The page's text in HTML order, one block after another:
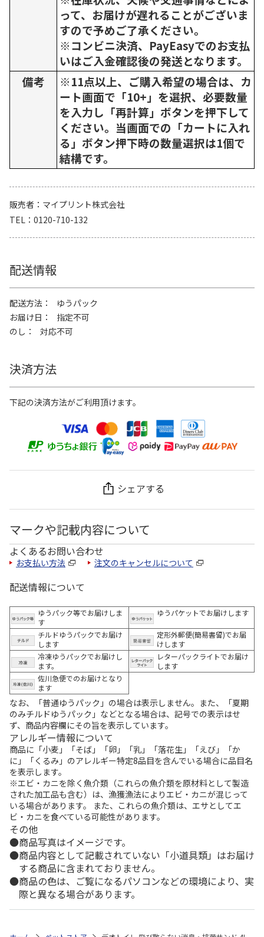
って、お届けが遅れることがございま
すので予めご了承ください。
※コンビニ決済、PayEasyでのお支払
いはご入金確認後の発送となります。
備考
※11点以上、ご購入希望の場合は、カ
ート画面で「10+」を選択、必要数量
を入力し「再計算」ボタンを押下して
ください。当画面での「カートに入れ
る」ボタン押下時の数量選択は1個で
結構です。
販売者
マイプリント株式会社
TEL
0120-710-132
配送情報
配送方法
ゆうパック
お届け日
指定不可
のし
対応不可
決済方法
下記の決済方法がご利用頂けます。
シェアする
マークや記載内容について
よくあるお問い合わせ
お支払い方法 注文のキャンセルについて
配送情報について
ゆうパック等でお届けしま
す
ゆうパケットでお届けします
チルドゆうパックでお届け
します
定形外郵便(簡易書留)でお届
けします
冷凍ゆうパックでお届けし
ます。
レターパックライトでお届け
します
佐川急便でのお届けとなり
ます
なお、「普通ゆうパック」の場合は表示しません。また、「夏期
のみチルドゆうパック」などとなる場合は、記号での表示はせ
ず、商品内容欄にその旨を表示しています。
アレルギー情報について
商品に「小麦」「そば」「卵」「乳」「落花生」「えび」「か
に」「くるみ」のアレルギー特定8品目を含んでいる場合に品目名
を表示します。
※エビ・カニを除く魚介類（これらの魚介類を原材料として製造
された加工品も含む）は、漁獲漁法によりエビ・カニが混じって
いる場合があります。 また、これらの魚介類は、エサとしてエ
ビ・カニを食べている可能性があります。
その他
商品写真はイメージです。
商品内容として記載されていない「小道具類」はお届け
する商品に含まれておりません。
商品の色は、ご覧になるパソコンなどの環境により、実
際と異なる場合があります。